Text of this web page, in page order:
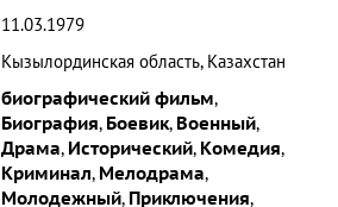
11.03.1979
Кызылординская область, Казахстан
биографический фильм,
Биография, Боевик, Военный,
Драма, Исторический, Комедия,
Криминал, Мелодрама,
Молодежный, Приключения,